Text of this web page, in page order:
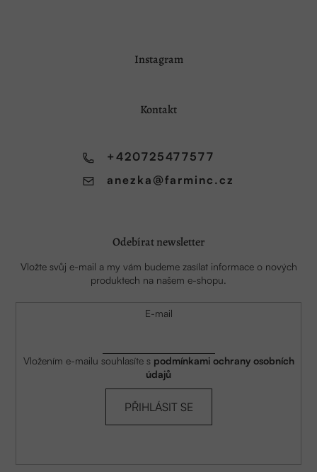
Instagram
Kontakt
anezka @farminc.cz
+420725477577
Odebírat newsletter
Vložte svůj e-mail a my vám budeme zasílat informace o nových
produktech na našem e-shopu.
E-mail
Vložením e-mailu souhlasíte s podmínkami ochrany osobních
údajů
PŘIHLÁSIT SE